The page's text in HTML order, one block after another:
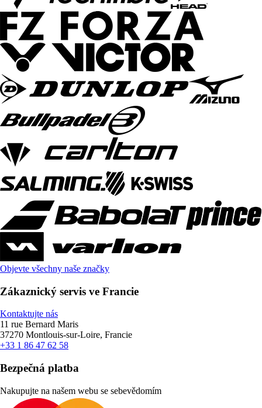
Objevte všechny naše značky
Zákaznický servis ve Francie
Kontaktujte nás
11 rue Bernard Maris
37270 Montlouis-sur-Loire, Francie
+33 1 86 47 62 58
Bezpečná platba
Nakupujte na našem webu se sebevědomím